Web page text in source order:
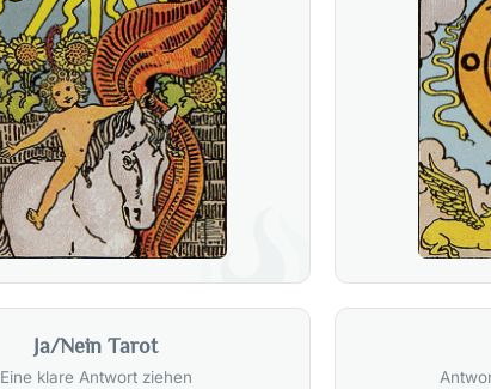
Ja/Nein Tarot
Eine klare Antwort ziehen